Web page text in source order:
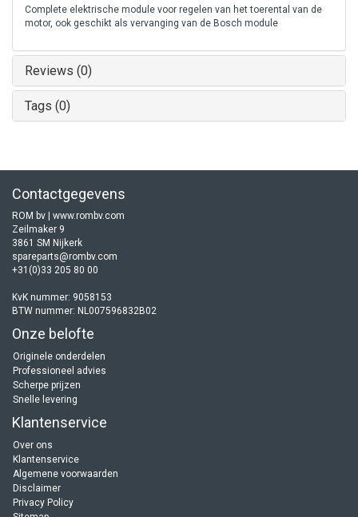
Complete elektrische module voor regelen van het toerental van de
motor, ook geschikt als vervanging van de Bosch module
Reviews (0)
Tags (0)
Contactgegevens
ROM bv | www.rombv.com
Zeilmaker 9
3861 SM Nijkerk
spareparts@rombv.com
+31(0)33 205 80 00
KvK nummer: 9058153
BTW nummer: NL007596832B02
Onze belofte
Originele onderdelen
Professioneel advies
Scherpe prijzen
Snelle levering
Klantenservice
Over ons
Klantenservice
Algemene voorwaarden
Disclaimer
Privacy Policy